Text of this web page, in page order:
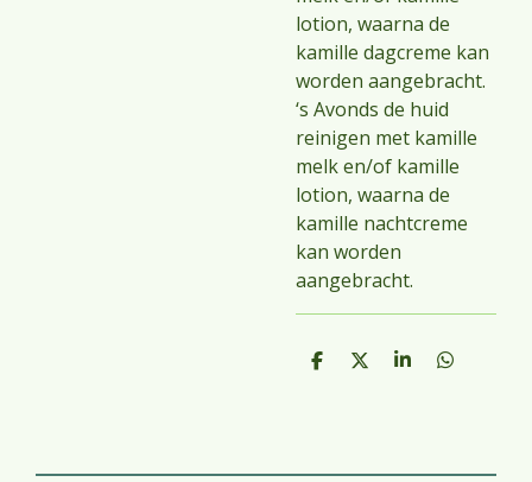
lotion, waarna de
kamille dagcreme kan
worden aangebracht.
‘s Avonds de huid
reinigen met kamille
melk en/of kamille
lotion, waarna de
kamille nachtcreme
kan worden
aangebracht.
D
D
S
D